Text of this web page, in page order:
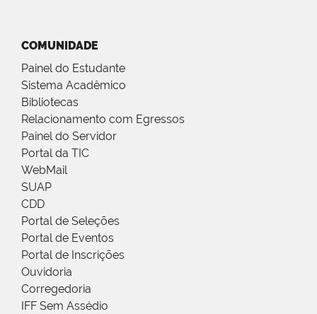
COMUNIDADE
Painel do Estudante
Sistema Acadêmico
Bibliotecas
Relacionamento com Egressos
Painel do Servidor
Portal da TIC
WebMail
SUAP
CDD
Portal de Seleções
Portal de Eventos
Portal de Inscrições
Ouvidoria
Corregedoria
IFF Sem Assédio